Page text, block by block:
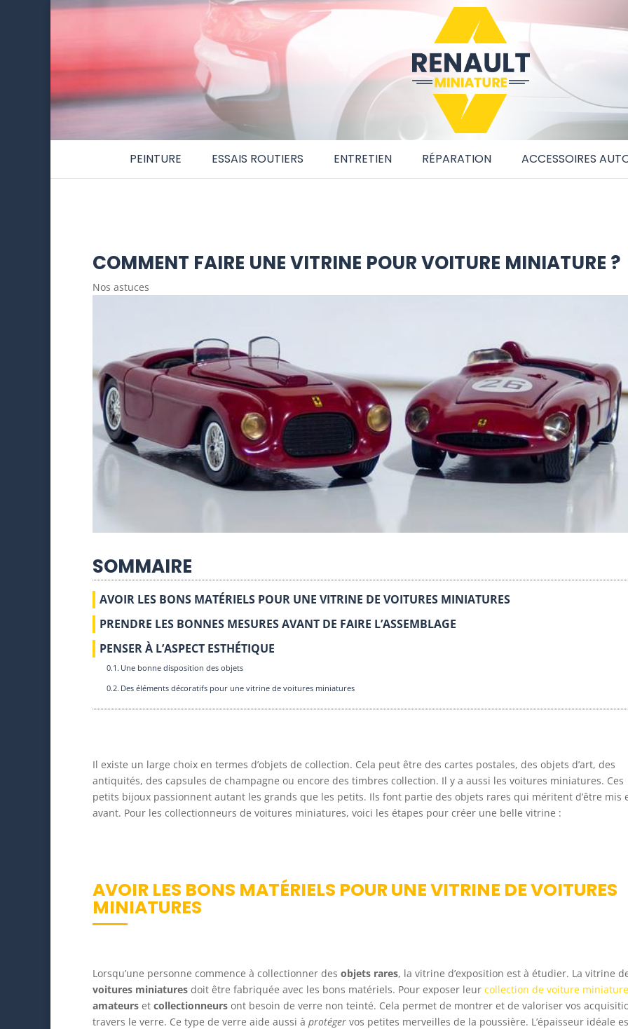
PEINTURE ESSAIS ROUTIERS ENTRETIEN RÉPARATION ACCESSOIRES
COMMENT FAIRE UNE VITRINE POUR VOITURE MINIATURE ?
Nos astuces
SOMMAIRE
AVOIR LES BONS MATÉRIELS POUR UNE VITRINE DE VOITURES MINIATURES
PRENDRE LES BONNES MESURES AVANT DE FAIRE L’ASSEMBLAGE
PENSER À L’ASPECT ESTHÉTIQUE
Une bonne disposition des objets
Des éléments décoratifs pour une vitrine de voitures miniatures
Il existe un large choix en termes d’objets de collection. Cela peut être des cartes postales, des objets d’art, des
antiquités, des capsules de champagne ou encore des timbres collection. Il y a aussi les voitures miniatures. Ces
petits bijoux passionnent autant les grands que les petits. Ils font partie des objets rares qui méritent d’être mis
avant. Pour les collectionneurs de voitures miniatures, voici les étapes pour créer une belle vitrine :
AVOIR LES BONS MATÉRIELS POUR UNE VITRINE DE VOITURES
MINIATURES
Lorsqu’une personne commence à collectionner des objets rares, la vitrine d’exposition est à étudier. La vitrine
voitures miniatures doit être fabriquée avec les bons matériels. Pour exposer leur collection de voiture miniature
amateurs et collectionneurs ont besoin de verre non teinté. Cela permet de montrer et de valoriser vos
travers le verre. Ce type de verre aide aussi à protéger vos petites merveilles de la poussière. L’épaisseur idéale